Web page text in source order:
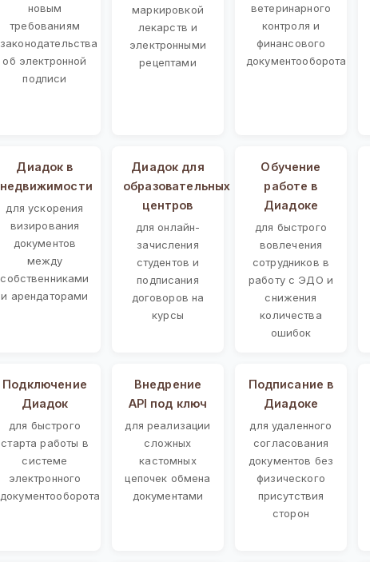
новым
требованиям
законодательства
об электронной
подписи
маркировкой
лекарств и
электронными
рецептами
ветеринарного
контроля и
финансового
документооборота
Диадок в
недвижимости
для ускорения
визирования
документов
между
собственниками
и арендаторами
Диадок для
образовательных
центров
для онлайн-
зачисления
студентов и
подписания
договоров на
курсы
Обучение
работе в
Диадоке
для быстрого
вовлечения
сотрудников в
работу с ЭДО и
снижения
количества
ошибок
Подключение
Диадок
для быстрого
старта работы в
системе
электронного
документооборота
Внедрение
API под ключ
для реализации
сложных
кастомных
цепочек обмена
документами
Подписание в
Диадоке
для удаленного
согласования
документов без
физического
присутствия
сторон